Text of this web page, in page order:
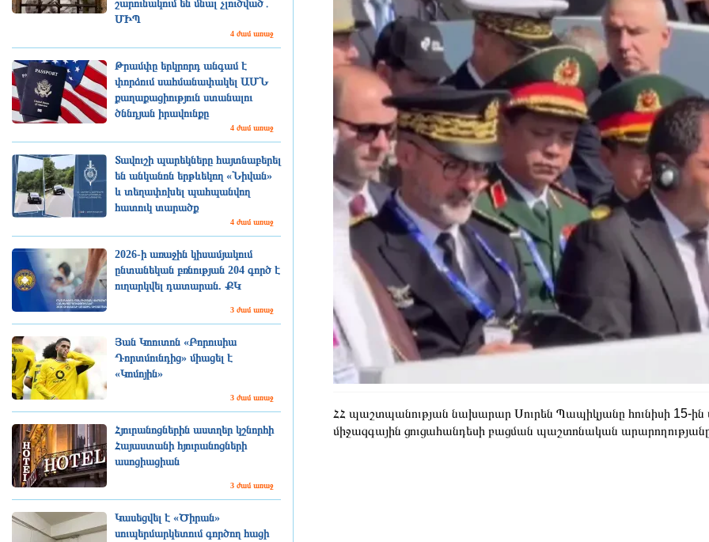
շարունակում են մնալ չլուծված․
ՄԻՊ
4 ժամ առաջ
Թրամփը երկրորդ անգամ է
փորձում սահմանափակել ԱՄՆ
քաղաքացիություն ստանալու
ծննդյան իրավունքը
4 ժամ առաջ
Տավուշի պարեկները հայտնաբերել
են անկանոն երթևեկող «Նիվան»
և տեղափոխել պահպանվող
հատուկ տարածք
4 ժամ առաջ
2026-ի առաջին կիսամյակում
ընտանեկան բռնության 204 գործ է
ուղարկվել դատարան. ՔԿ
3 ժամ առաջ
Յան Կոուտոն «Բորուսիա
Դորտմունդից» միացել է
«Կոմոյին»
3 ժամ առաջ
Հյուրանոցներին աստղեր կշնորհի
Հայաստանի հյուրանոցների
ասոցիացիան
3 ժամ առաջ
Կասեցվել է «Ծիրան»
սուպերմարկետում գործող հացի
ՀՀ պաշտպանության նախարար Սուրեն Պապիկյանը հունիսի 15-ին
միջազգային ցուցահանդեսի բացման պաշտոնական